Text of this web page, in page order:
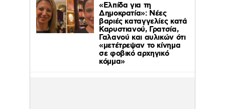
«Ελπίδα για τη
Δημοκρατία»: Νέες
βαριές καταγγελίες κατά
Καρυστιανού, Γρατσία,
Γαλανού και αυλικών ότι
«μετέτρεψαν το κίνημα
σε φοβικό αρχηγικό
κόμμα»